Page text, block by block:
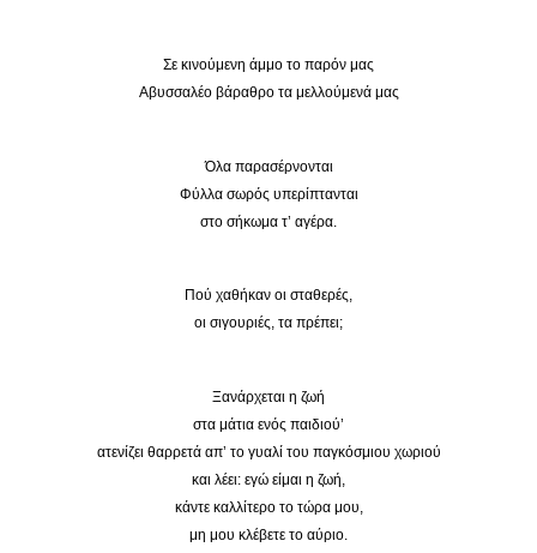
Σε κινούμενη άμμο το παρόν μας
Αβυσσαλέο βάραθρο τα μελλούμενά μας
Όλα παρασέρνονται
Φύλλα σωρός υπερίπτανται
στο σήκωμα τ’ αγέρα.
Πού χαθήκαν οι σταθερές,
οι σιγουριές, τα πρέπει;
Ξανάρχεται η ζωή
στα μάτια ενός παιδιού’
ατενίζει θαρρετά απ’ το γυαλί του παγκόσμιου χωριού
και λέει: εγώ είμαι η ζωή,
κάντε καλλίτερο το τώρα μου,
μη μου κλέβετε το αύριο.